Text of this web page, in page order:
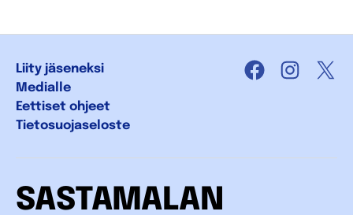
Liity jäseneksi
Medialle
Eettiset ohjeet
Tietosuojaseloste
Facebook X
SASTAMALAN